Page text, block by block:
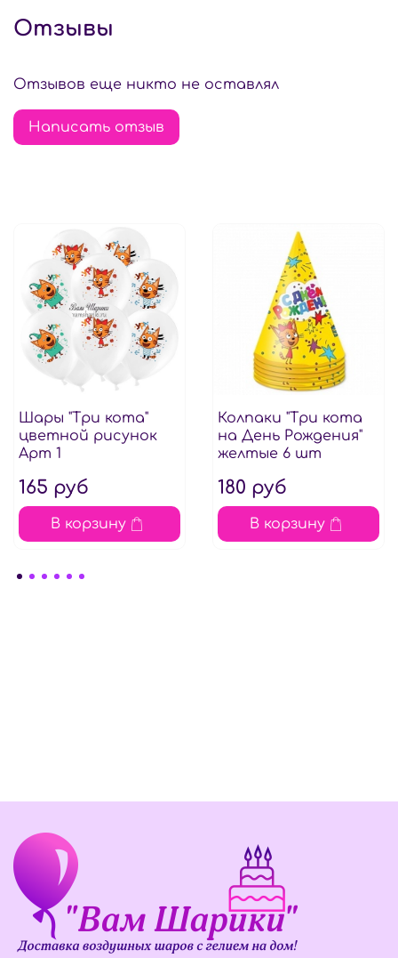
Отзывы
Отзывов еще никто не оставлял
Написать отзыв
Шары "Три кота"
цветной рисунок
Арт 1
165 руб
В корзину
Колпаки "Три кота
на День Рождения"
желтые 6 шт
180 руб
В корзину